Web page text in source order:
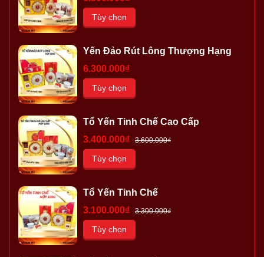
Tùy chọn
Yến Đảo Rút Lông Thượng Hạng
6.300.000₫
Tùy chọn
Tổ Yến Tinh Chế Cao Cấp
3.400.000₫
3.600.000₫
Tùy chọn
Tổ Yến Tinh Chế
3.100.000₫
3.300.000₫
Tùy chọn